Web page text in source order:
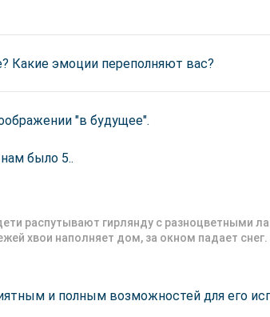
Какие эмоции переполняют вас?
"в будущее".
было 5..
распутывают гирлянду с разноцветными
хвои наполняет дом, за окном падает снег.
и полным возможностей для его